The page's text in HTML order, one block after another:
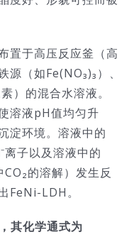
置于高压反应釜（高
（如Fe(NO₃)₃）、
）的混合水溶液。
溶液pH值均匀升
淀环境。溶液中的
离子以及溶液中的
的溶解）发生反
FeNi-LDH。
其化学通式为